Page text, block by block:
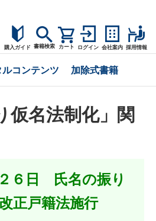
購入ガイド 書籍検索 カート ログイン 会社案内 採用情報
ルコンテンツ 加除式書籍
仮名法制化」関
６日 氏名の振り
正戸籍法施行